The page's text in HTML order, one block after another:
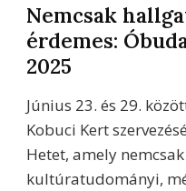
Nemcsak
érdemes:
2025
Június 23. és 29.
Kobuci Kert
Hetet, amely
kultúratudományi,